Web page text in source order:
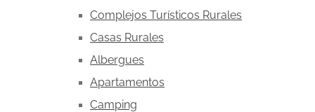
Complejos Turísticos Rurales
Casas Rurales
Albergues
Apartamentos
Camping